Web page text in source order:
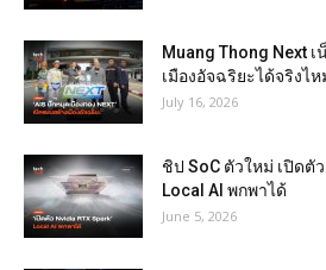
Muang Thong Next
เมืองอัจฉริยะได้จริงไห
July 16, 2026
ชิป SoC ตัวใหม่ เปิดตั
Local AI พกพาได้
June 5, 2026